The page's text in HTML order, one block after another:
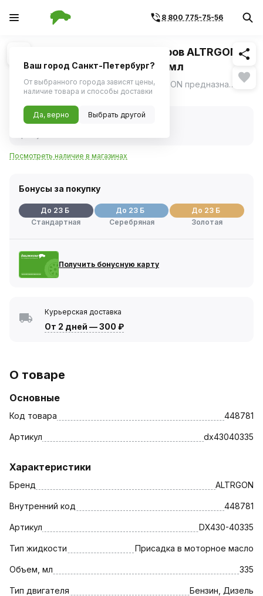
8 800 775-75-56
1/1 Похожие
Стоп-шум гидрокомпенсаторов ALTRGON
DX430 жестяной флакон 335мл
Стоп-шум гидрокомпенсаторов ALTRGON предназначена для снижения шума гидрокомпенсаторов и нормализации работоспособности других узлов двигателя (масляного насоса, редукционных и перепускных клапанов, муфты VVTI). ещё
Нет в наличии
Нет в наличии
Посмотреть наличие в магазинах
Бонусы за покупку
До 23 Б
Стандартная
До 23 Б
Серебряная
До 23 Б
Золотая
Получить бонусную карту
Курьерская доставка
От 2 дней —300 ₽
О товаре
Основные
Код товара 448781
Артикул dx43040335
Характеристики
Бренд ALTRGON
Внутренний код 448781
Артикул DX430-40335
Тип жидкости Присадка в моторное масло
Объем, мл 335
Тип двигателя Бензин, Дизель
Ваш город Санкт-Петербург?
От выбранного города зависят цены,
наличие товара и способы доставки
Да, верно Выбрать другой